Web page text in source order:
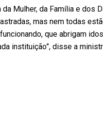
Mulher, da Família e dos
mas nem todas
que abrigam
instituição”, disse a